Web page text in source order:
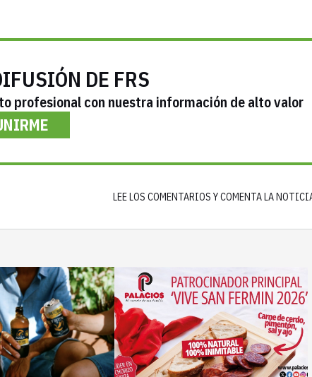
DE FRS
profesional con nuestra información de alto valor
LEE LOS COMENTARIOS Y COMENTA LA